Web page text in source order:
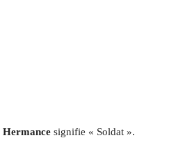
Hermance signifie « Soldat ».